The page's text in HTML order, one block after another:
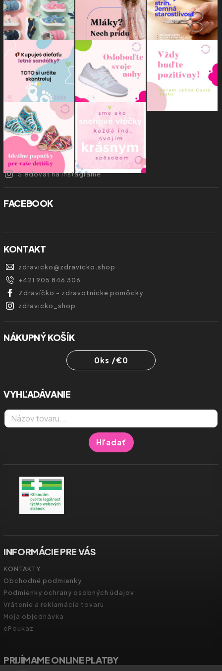
Sledovať na Instagrame
FACEBOOK
KONTAKT
zdravicko@zdravicko.shop
+421 905 846 306
Zdravíčko - zdravotnícke pomôcky
zdravicko_shop
NÁKUPNÝ KOŠÍK
0ks /€0
VYHĽADÁVANIE
Hľadať
INFORMÁCIE PRE VÁS
KONTAKTY
Obchodné podmienky
Podmienky ochrany osobných údajov
Vrátenie a reklamácia tovaru
Moja objednávka
ePoukaz
PRIJÍMAME ONLINE PLATBY